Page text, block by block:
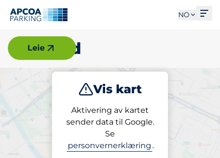
NO
Ottestad
Vis kart
Aktivering av kartet
sender data til Google.
Se
personvernerklæring .
Leie
Parkering
Finn parkering i Ottestad